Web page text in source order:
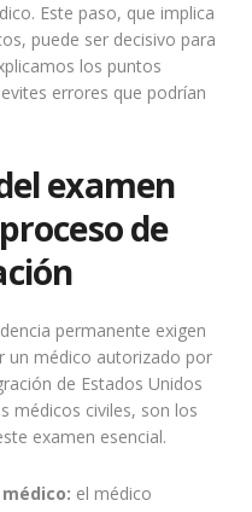
Este paso, que implica
puede ser decisivo para
los puntos
errores que podrían
examen
de
permanente exigen
un médico autorizado por
de Estados Unidos
médicos civiles, son los
examen esencial.
el médico